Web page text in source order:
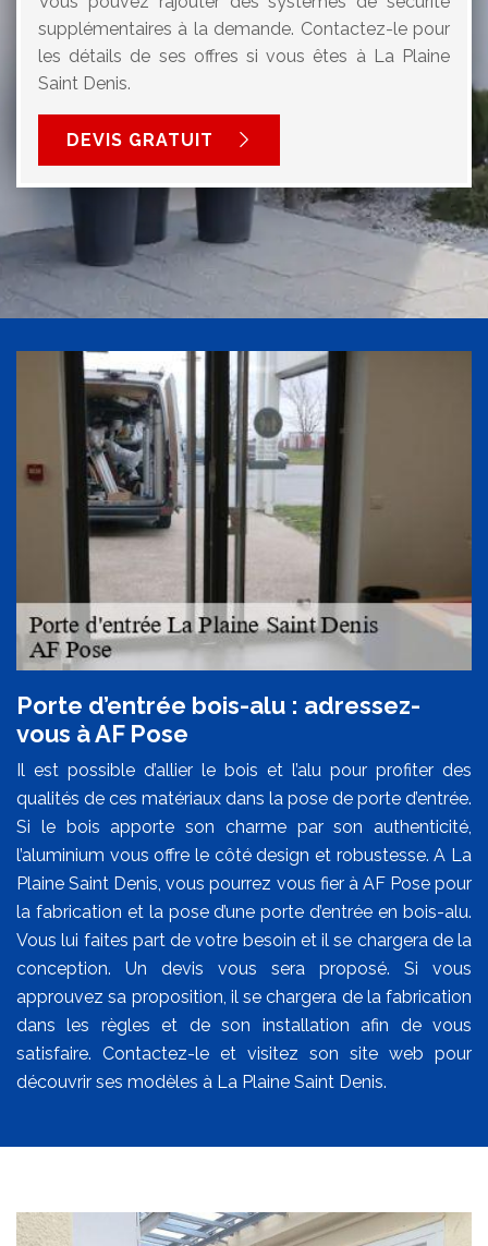
supplémentaires à la demande. Contactez-le pour
les détails de ses offres si vous êtes à La Plaine
Saint Denis.
DEVIS GRATUIT
Porte d’entrée bois-alu : adressez-
vous à AF Pose
Il est possible d’allier le bois et l’alu pour profiter des
qualités de ces matériaux dans la pose de porte d’entrée.
Si le bois apporte son charme par son authenticité,
l’aluminium vous offre le côté design et robustesse. A La
Plaine Saint Denis, vous pourrez vous fier à AF Pose pour
la fabrication et la pose d’une porte d’entrée en bois-alu.
Vous lui faites part de votre besoin et il se chargera de la
conception. Un devis vous sera proposé. Si vous
approuvez sa proposition, il se chargera de la fabrication
dans les règles et de son installation afin de vous
satisfaire. Contactez-le et visitez son site web pour
découvrir ses modèles à La Plaine Saint Denis.